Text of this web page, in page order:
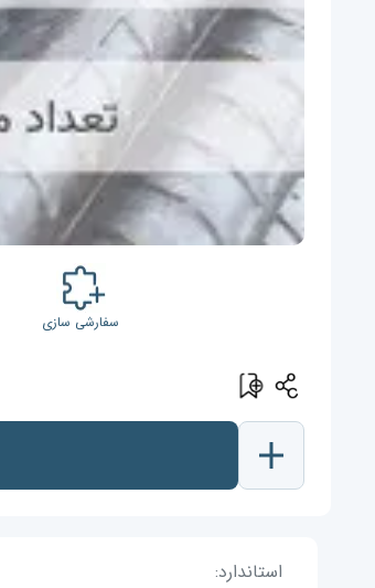
سفارشی سازی
استاندارد: